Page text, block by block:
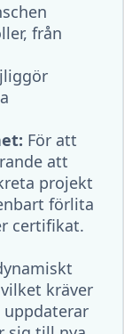
från
För att
att
projekt
förlita
certifikat.
kräver